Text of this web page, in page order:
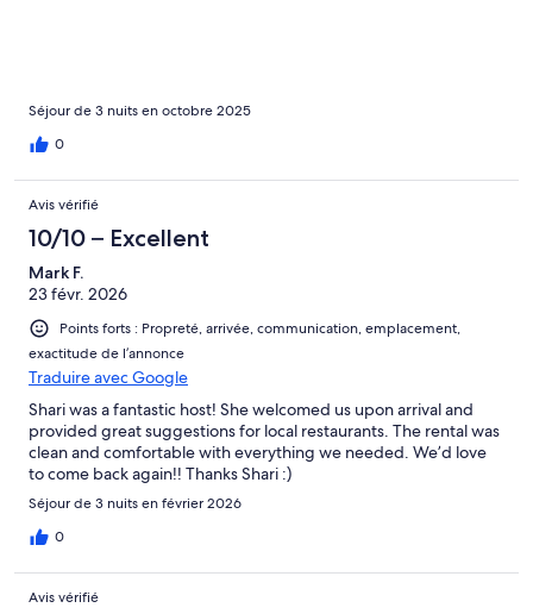
Séjour de 3 nuits en octobre 2025
0
Avis vérifié
10/10 – Excellent
Mark F.
23 févr. 2026
Points forts : Propreté, arrivée, communication, emplacement,
exactitude de l’annonce
Traduire avec Google
Shari was a fantastic host! She welcomed us upon arrival and
provided great suggestions for local restaurants. The rental was
clean and comfortable with everything we needed. We’d love
to come back again!! Thanks Shari :)
Séjour de 3 nuits en février 2026
0
Avis vérifié